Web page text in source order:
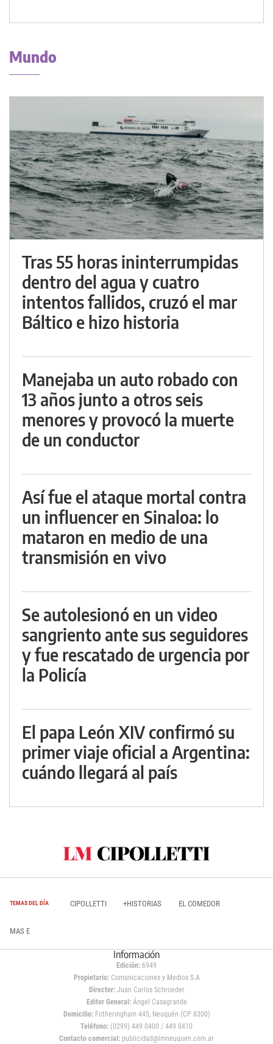
Mundo
Tras 55 horas ininterrumpidas
dentro del agua y cuatro
intentos fallidos, cruzó el mar
Báltico e hizo historia
Manejaba un auto robado con
13 años junto a otros seis
menores y provocó la muerte
de un conductor
Así fue el ataque mortal contra
un influencer en Sinaloa: lo
mataron en medio de una
transmisión en vivo
Se autolesionó en un video
sangriento ante sus seguidores
y fue rescatado de urgencia por
la Policía
El papa León XIV confirmó su
primer viaje oficial a Argentina:
cuándo llegará al país
TEMAS DEL DÍA CIPOLLETTI +HISTORIAS EL COMEDOR
MAS E
Información
Edición: 6949
Propietario:Comunicaciones y Medios S.A
Director: Juan Carlos Schroeder
Editor General:Ángel Casagrande
Domicilio:Fotheringham 445, Neuquén (CP 8300)
Teléfono: (0299) 449 0400 / 449 0410
Contacto comercial: publicidad@lmneuquen.com.ar